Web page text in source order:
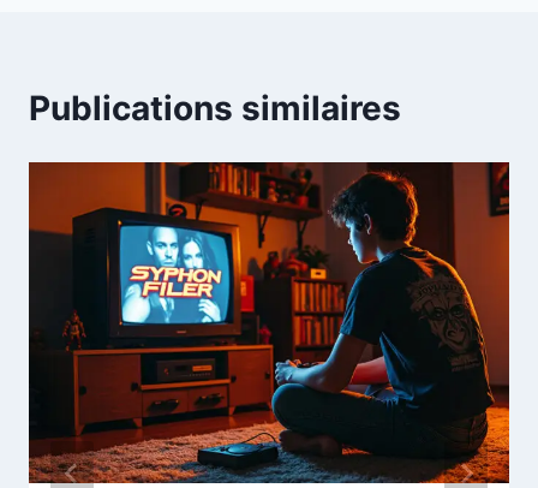
Publications similaires